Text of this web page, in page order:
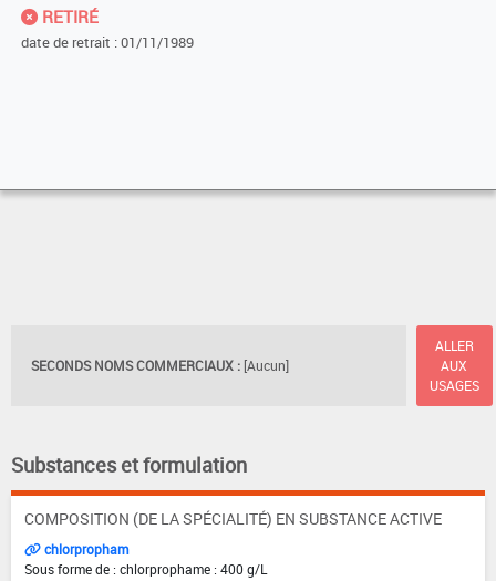
RETIRÉ
date de retrait : 01/11/1989
SECONDS NOMS COMMERCIAUX : [Aucun]
ALLER
AUX
USAGES
Substances et formulation
COMPOSITION (DE LA SPÉCIALITÉ) EN SUBSTANCE ACTIVE
chlorpropham
Sous forme de : chlorprophame : 400 g/L